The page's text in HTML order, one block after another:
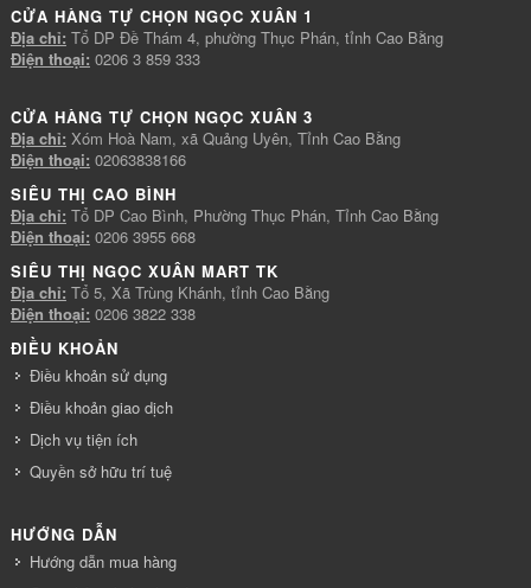
CỬA HÀNG TỰ CHỌN NGỌC XUÂN 1
Địa chỉ: Tổ DP Đề Thám 4, phường Thục Phán, tỉnh Cao Bằng
Điện thoại: 0206 3 859 333
CỬA HÀNG TỰ CHỌN NGỌC XUÂN 3
Địa chỉ: Xóm Hoà Nam, xã Quảng Uyên, Tỉnh Cao Bằng
Điện thoại: 02063838166
SIÊU THỊ CAO BÌNH
Địa chỉ: Tổ DP Cao Bình, Phường Thục Phán, Tỉnh Cao Bằng
Điện thoại: 0206 3955 668
SIÊU THỊ NGỌC XUÂN MART TK
Địa chỉ: Tổ 5, Xã Trùng Khánh, tỉnh Cao Bằng
Điện thoại: 0206 3822 338
ĐIỀU KHOẢN
Điều khoản sử dụng
Điều khoản giao dịch
Dịch vụ tiện ích
Quyền sở hữu trí tuệ
HƯỚNG DẪN
Hướng dẫn mua hàng